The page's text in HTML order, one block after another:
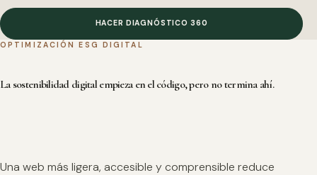
HACER DIAGNÓSTICO 360
OPTIMIZACIÓN ESG DIGITAL
La sostenibilidad digital empieza en el código, pero no termina ahí.
Una web más ligera, accesible y comprensible reduce